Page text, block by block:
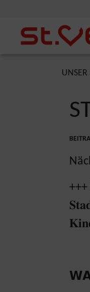
UNSER
+++